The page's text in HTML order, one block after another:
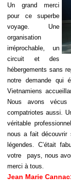
Un grand merci
pour ce superbe
voyage. Une
organisation
irréprochable, un
circuit et des
hébergements sans
notre demande qui
Vietnamiens
Nous avons vécus
compatriotes aussi.
véritable
nous a fait
légendes. C’était
votre pays, nous
merci à tous.
Jean Marie